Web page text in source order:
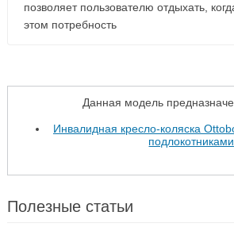
позволяет пользователю отдыхать,
этом потребность
Данная модель
Инвалидная кресло-коляска
Полезные статьи